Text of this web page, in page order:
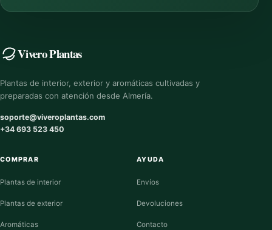
Vivero Plantas
Plantas de interior, exterior y aromáticas cultivadas y
preparadas con atención desde Almería.
soporte@viveroplantas.com
+34 693 523 450
COMPRAR
Plantas de interior
Plantas de exterior
Aromáticas
AYUDA
Envíos
Devoluciones
Contacto